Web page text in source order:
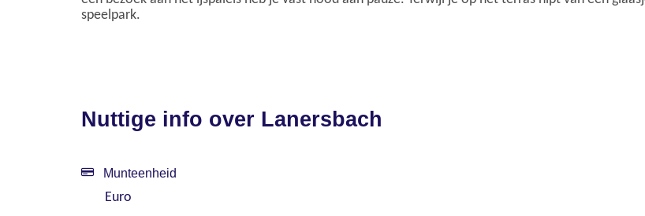
speelpark.
Nuttige info over Lanersbach
Munteenheid
Euro